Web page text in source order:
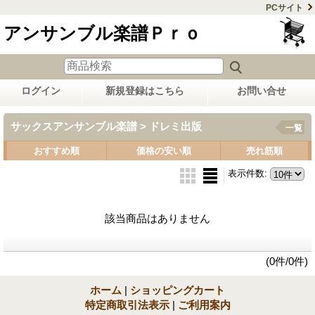
PCサイト
アンサンブル楽譜Ｐｒｏ
ログイン 新規登録はこちら お問い合せ
サックスアンサンブル楽譜 > ドレミ出版 一覧
おすすめ順 価格の安い順 売れ筋順
表示件数:
該当商品はありません
(0件/0件)
ホーム | ショッピングカート
特定商取引法表示 | ご利用案内